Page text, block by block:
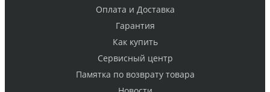
Оплата и Доставка
Гарантия
Как купить
Cервисный центр
Памятка по возврату товара